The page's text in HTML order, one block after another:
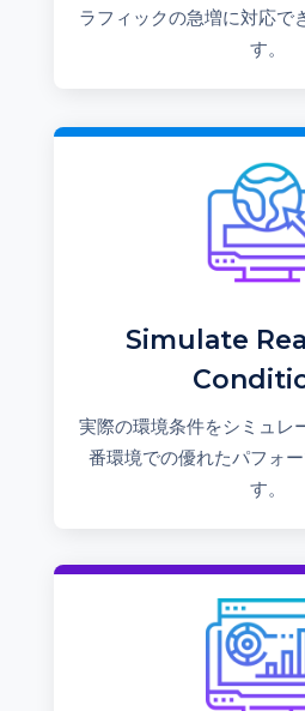
ラフィックの急増に対応で
す。
Simulate
実際の環境条件をシミュレ
番環境での優れたパフォ
す。